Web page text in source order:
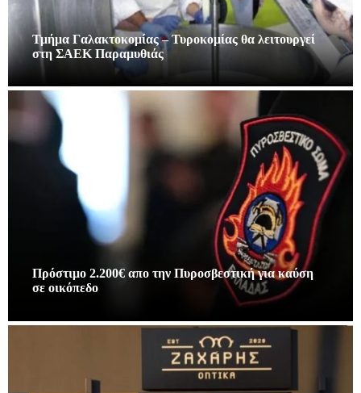
Τμήμα Γαλακτοκομίας – Τυροκομίας θα λειτουργεί
στη ΣΑΕΚ Παραμυθιάς
Πρόστιμο 2.200€ απο την Πυροσβεστική για καύση
σε οικόπεδο